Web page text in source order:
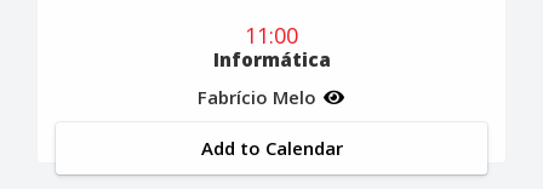
11:00
Informática
Fabrício Melo
Add to Calendar